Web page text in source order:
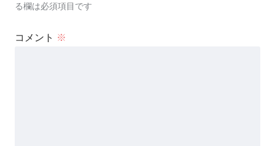
る欄は必須項目です
コメント ※